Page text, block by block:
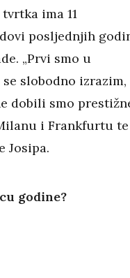
ima 11
posljednjih
„Prvi smo u
slobodno izrazim,
dobili smo
i Frankfurtu te
Josipa.
godine?